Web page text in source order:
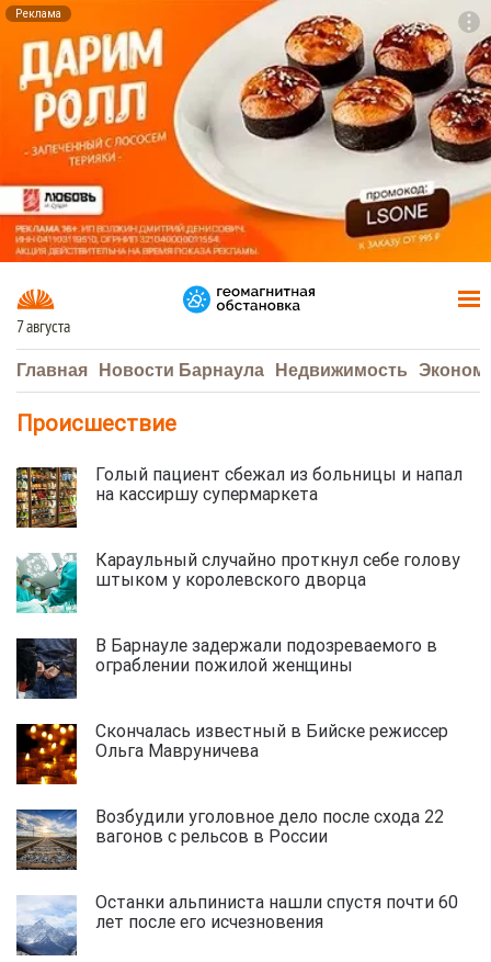
Реклама
7 августа
Главная Новости Барнаула Недвижимость
Происшествие
Голый пациент сбежал из больницы и напал
на кассиршу супермаркета
Караульный случайно проткнул себе голову
штыком у королевского дворца
В Барнауле задержали подозреваемого в
ограблении пожилой женщины
Скончалась известный в Бийске режиссер
Ольга Мавруничева
Возбудили уголовное дело после схода 22
вагонов с рельсов в России
Останки альпиниста нашли спустя почти 60
лет после его исчезновения